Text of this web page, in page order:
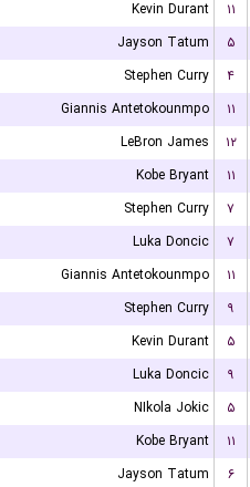
Kevin Durant ۱۱
Jayson Tatum
۵
Stephen Curry
۴
Giannis Antetokounmpo
۱۱
LeBron James
۱۲
Kobe Bryant
۱۱
Stephen Curry
۷
Luka Doncic
۷
Giannis Antetokounmpo
۱۱
Stephen Curry
۹
Kevin Durant
۵
Luka Doncic
۹
NIkola Jokic
۵
Kobe Bryant
۱۱
Jayson Tatum
۶